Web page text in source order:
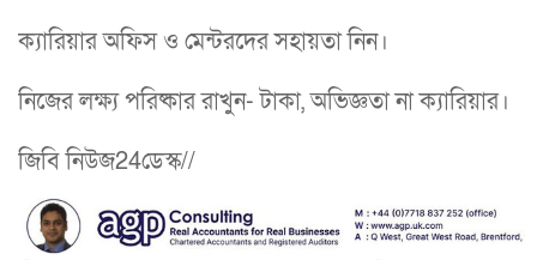
ক্যারিয়ার অফিস ও মেন্টরদের সহায়তা নিন।
নিজের লক্ষ্য পরিষ্কার রাখুন- টাকা, অভিজ্ঞতা না ক্যারিয়ার।
জিবি নিউজ24ডেস্ক//